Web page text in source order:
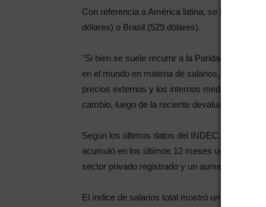
Con referencia a América latina, se localiza
dólares) o Brasil (529 dólares).
"Si bien se suele recurrir a la Paridad de Poder
en el mundo en materia de salarios, ello se
precios externos y los internos medidos en
cambio, luego de la reciente devaluación",
Según los últimos datos del INDEC, difundidos
acumuló en los últimos 12 meses un aumento
sector privado registrado y un aumento de
El índice de salarios total mostró un